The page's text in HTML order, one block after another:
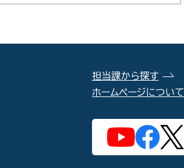
担当課から探す
ホームページについて